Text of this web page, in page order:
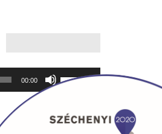
00:00
hangerő
csökkentéséhez